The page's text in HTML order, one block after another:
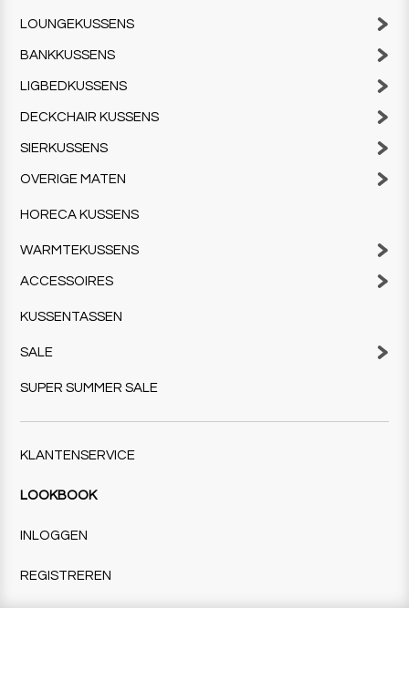
LOUNGEKUSSENS
BANKKUSSENS
LIGBEDKUSSENS
DECKCHAIR KUSSENS
SIERKUSSENS
OVERIGE MATEN
HORECA KUSSENS
WARMTEKUSSENS
ACCESSOIRES
KUSSENTASSEN
SALE
SUPER SUMMER SALE
KLANTENSERVICE
LOOKBOOK
INLOGGEN
REGISTREREN